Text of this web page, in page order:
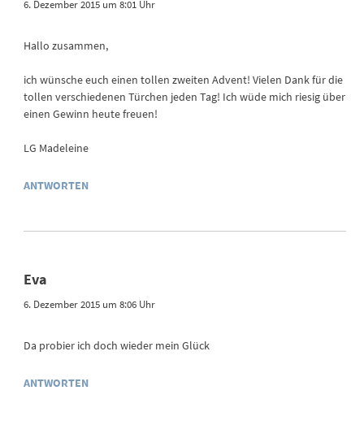
6. Dezember 2015 um 8:01 Uhr
Hallo zusammen,
ich wünsche euch einen tollen zweiten Advent! Vielen Dank für die
tollen verschiedenen Türchen jeden Tag! Ich wüde mich riesig über
einen Gewinn heute freuen!
LG Madeleine
ANTWORTEN
Eva
6. Dezember 2015 um 8:06 Uhr
Da probier ich doch wieder mein Glück
ANTWORTEN